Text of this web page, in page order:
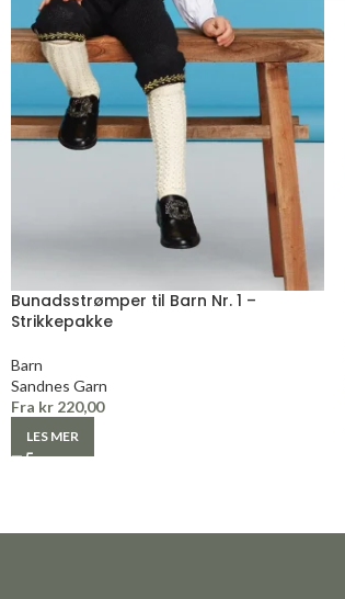
Bunadsstrømper til Barn Nr. 1 –
Strikkepakke
Barn
Sandnes Garn
Fra kr 220,00
LES MER